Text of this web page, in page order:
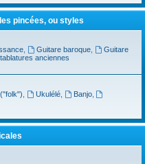
pincées, ou styles
, Guitare baroque,
Guitare
anciennes
Ukulélé, Banjo,